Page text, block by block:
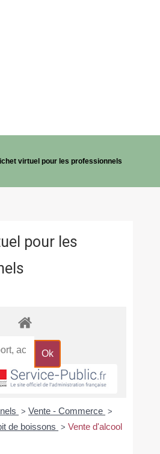
virtuel pour les professionnels
pour les
> Vente - Commerce >
de boissons > Vente d'alcool